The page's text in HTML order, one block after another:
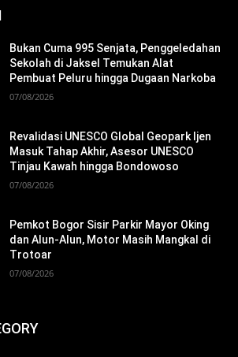
Bukan Cuma 995 Senjata, Penggeledahan
Sekolah di Jaksel Temukan Alat
Pembuat Peluru hingga Dugaan Narkoba
07/08/2026
Revalidasi UNESCO Global Geopark Ijen
Masuk Tahap Akhir, Asesor UNESCO
Tinjau Kawah hingga Bondowoso
07/08/2026
Pemkot Bogor Sisir Parkir Mayor Oking
dan Alun-Alun, Motor Masih Mangkal di
Trotoar
07/08/2026